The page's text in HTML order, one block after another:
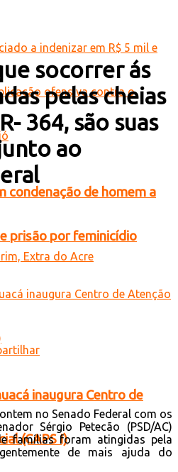
condenação de homem a
prisão por feminicídio
inaugura Centro de
(CAPS I)
socorrer ás
pelas cheias
364, são suas
ao
Extra do Acre
no Senado Federal com os
Sérgio Petecão (PSD/AC)
famílias foram atingidas pela
de mais ajuda do